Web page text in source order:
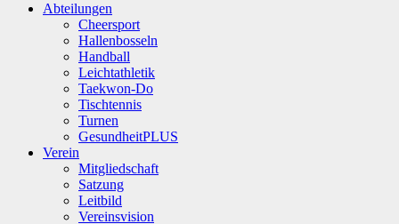
SuchenAbteilungen
Cheersport
Hallenbosseln
Handball
Leichtathletik
Taekwon-Do
Tischtennis
Turnen
GesundheitPLUS
Verein
Mitgliedschaft
Satzung
Leitbild
Vereinsvision